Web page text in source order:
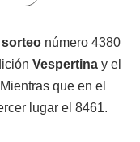
sorteo número 4380
Vespertina y el
que en el
lugar el 8461.